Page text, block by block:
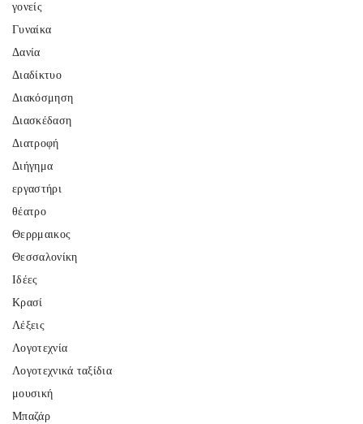
γονείς
Γυναίκα
Δανία
Διαδίκτυο
Διακόσμηση
Διασκέδαση
Διατροφή
Διήγημα
εργαστήρι
θέατρο
Θερρμαικος
Θεσσαλονίκη
Ιδέες
Κρασί
Λέξεις
Λογοτεχνία
Λογοτεχνικά ταξίδια
μουσική
Μπαζάρ